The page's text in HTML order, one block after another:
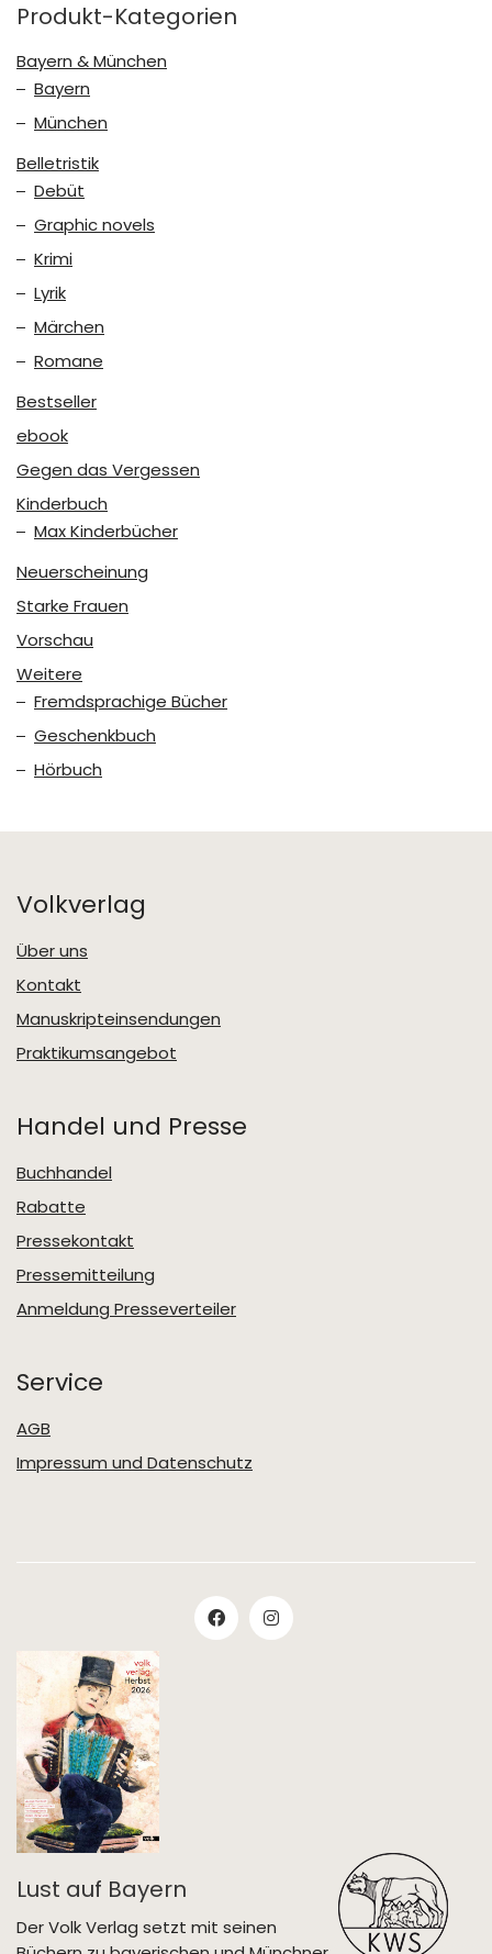
Produkt-Kategorien
Bayern & München
Bayern
München
Belletristik
Debüt
Graphic novels
Krimi
Lyrik
Märchen
Romane
Bestseller
ebook
Gegen das Vergessen
Kinderbuch
Max Kinderbücher
Neuerscheinung
Starke Frauen
Vorschau
Weitere
Fremdsprachige Bücher
Geschenkbuch
Hörbuch
Volkverlag
Über uns
Kontakt
Manuskripteinsendungen
Praktikumsangebot
Handel und Presse
Buchhandel
Rabatte
Pressekontakt
Pressemitteilung
Anmeldung Presseverteiler
Service
AGB
Impressum und Datenschutz
Lust auf Bayern
Der Volk Verlag setzt mit seinen